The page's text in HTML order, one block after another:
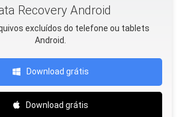
Recovery Android
excluídos do telefone ou tablets
Android.
Download grátis
Download grátis